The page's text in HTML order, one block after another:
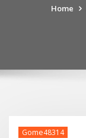
Home
Gome48314